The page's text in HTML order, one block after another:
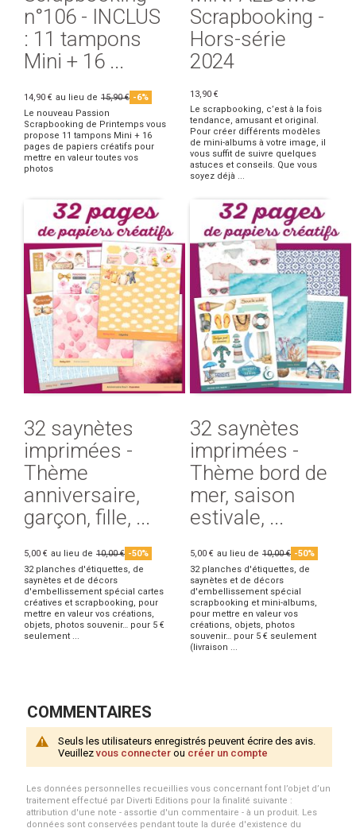
n°106 - INCLUS
: 11 tampons
Mini + 16 ...
14,90 € au lieu de 15,90 € -6%
Le nouveau Passion
Scrapbooking de Printemps vous
propose 11 tampons Mini + 16
pages de papiers créatifs pour
mettre en valeur toutes vos
photos
Scrapbooking -
Hors-série
2024
13,90 €
Le scrapbooking, c’est à la fois
tendance, amusant et original.
Pour créer différents modèles
de mini-albums à votre image, il
vous suffit de suivre quelques
astuces et conseils. Que vous
soyez déjà ...
32 saynètes
imprimées -
Thème
anniversaire,
garçon, fille, ...
5,00 € au lieu de 10,00 € -50%
32 planches d'étiquettes, de
saynètes et de décors
d'embellissement spécial cartes
créatives et scrapbooking, pour
mettre en valeur vos créations,
objets, photos souvenir… pour 5 €
seulement ...
32 saynètes
imprimées -
Thème bord de
mer, saison
estivale, ...
5,00 € au lieu de 10,00 € -50%
32 planches d'étiquettes, de
saynètes et de décors
d'embellissement spécial
scrapbooking et mini-albums,
pour mettre en valeur vos
créations, objets, photos
souvenir… pour 5 € seulement
(livraison ...
COMMENTAIRES
Seuls les utilisateurs enregistrés peuvent écrire des avis.
Veuillezvous connecter ou créer un compte
Les données personnelles recueillies vous concernant font l’objet d’un
traitement effectué par Diverti Editions pour la finalité suivante :
attribution d'une note - assortie d'un commentaire - à un produit. Les
données sont conservées pendant toute la durée d'existence du